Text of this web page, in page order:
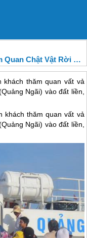
Vật Rời Đảo Lý Sơn
khách thăm quan vất vả
Ngãi) vào đất liền,
khách thăm quan vất vả
Ngãi) vào đất liền,